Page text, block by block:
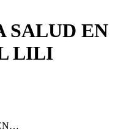
SALUD EN
LILI